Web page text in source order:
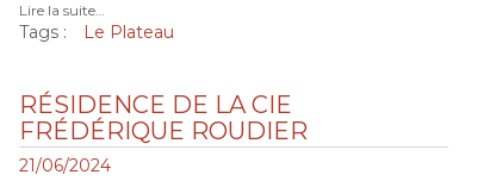
Lire la suite…
Tags : Le Plateau
RÉSIDENCE DE LA CIE
FRÉDÉRIQUE ROUDIER
21/06/2024